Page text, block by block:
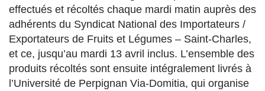
effectués et récoltés chaque mardi matin auprès des
adhérents du Syndicat National des Importateurs /
Exportateurs de Fruits et Légumes – Saint-Charles,
et ce, jusqu’au mardi 13 avril inclus. L’ensemble des
produits récoltés sont ensuite intégralement livrés à
l’Université de Perpignan Via-Domitia, qui organise